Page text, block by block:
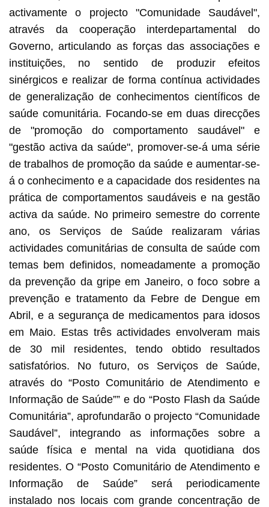
activamente o projecto "Comunidade Saudável",
através da cooperação interdepartamental do
Governo, articulando as forças das associações e
instituições, no sentido de produzir efeitos
sinérgicos e realizar de forma contínua actividades
de generalização de conhecimentos científicos de
saúde comunitária. Focando-se em duas direcções
de "promoção do comportamento saudável" e
"gestão activa da saúde", promover-se-á uma série
de trabalhos de promoção da saúde e aumentar-se-
á o conhecimento e a capacidade dos residentes na
prática de comportamentos saudáveis e na gestão
activa da saúde. No primeiro semestre do corrente
ano, os Serviços de Saúde realizaram várias
actividades comunitárias de consulta de saúde com
temas bem definidos, nomeadamente a promoção
da prevenção da gripe em Janeiro, o foco sobre a
prevenção e tratamento da Febre de Dengue em
Abril, e a segurança de medicamentos para idosos
em Maio. Estas três actividades envolveram mais
de 30 mil residentes, tendo obtido resultados
satisfatórios. No futuro, os Serviços de Saúde,
através do “Posto Comunitário de Atendimento e
Informação de Saúde”” e do “Posto Flash da Saúde
Comunitária”, aprofundarão o projecto “Comunidade
Saudável”, integrando as informações sobre a
saúde física e mental na vida quotidiana dos
residentes. O “Posto Comunitário de Atendimento e
Informação de Saúde” será periodicamente
instalado nos locais com grande concentração de